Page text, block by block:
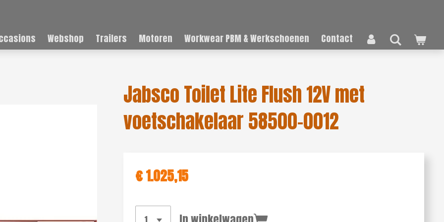
Webshop Trailers Motoren Workwear PBM & Werkschoenen Contact
Jabsco Toilet Lite Flush 12V met
voetschakelaar 58500-0012
€ 1.025,15